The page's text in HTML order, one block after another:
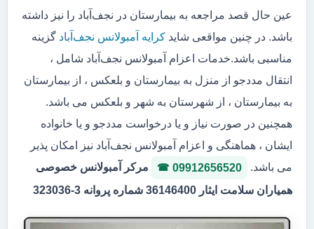
عین حال قصد مراجعه به بیمارستان در نجف‌آباد را نیز داشته
باشد. در چنین مواقعی شاید کرایه آمبولانس نجف‌آباد گزینه
مناسبی باشد.خدمات اعزام آمبولانس نجف‌آباد شامل ،
انتقال مددجو از منزل به بیمارستان و بلعکس ، از بیمارستان
به بیمارستان ، از شهرستان به شهر و بلعکس می باشد.
همچنین در صورت نیاز و یا درخواست مددجو و یا خانواده
ایشان ، هماهنگی و اعزام آمبولانس نجف‌آباد نیز امکان پذیر
می باشد.
09912656520
مرکر آمبولانس خصوصی
همیاران سلامت ایثار 36146400 شماره پروانه 3-323036